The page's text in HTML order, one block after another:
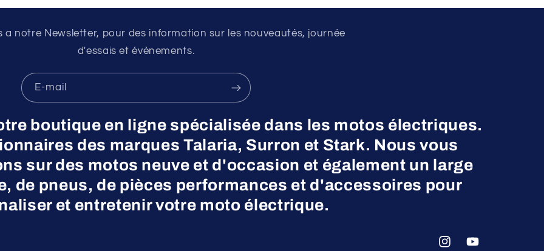
a notre Newsletter, pour des information sur les nouveautés, journée
d'essais et évènements.
E-mail
boutique en ligne spécialisée dans les motos électriques.
des marques Talaria, Surron et Stark. Nous vous
sur des motos neuve et d'occasion et également un large
de pneus, de pièces performances et d'accessoires pour
et entretenir votre moto électrique.
InstagramYouTube